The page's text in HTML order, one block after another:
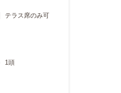
テラス席のみ可
1頭